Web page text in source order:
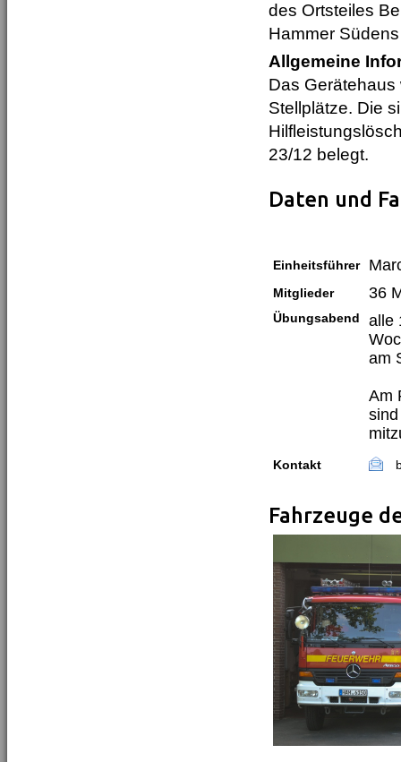
des Ortsteiles
Hammer
Allgemeine
Das
Stellplätze. Die
23/12 belegt.
Daten und
Einheitsführer
Mitglieder 36
Übungsabend
alle
am
Am
Kontakt
Fahrzeuge